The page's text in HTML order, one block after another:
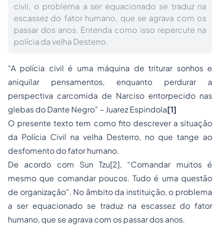
civil, o problema a ser equacionado se traduz na
escassez do fator humano, que se agrava com os
passar dos anos. Entenda como isso repercute na
polícia da velha Desterro.
“A polícia civil é uma máquina de triturar sonhos e
aniquilar pensamentos, enquanto perdurar a
perspectiva carcomida de Narciso entorpecido nas
glebas do Dante Negro” – Juarez Espindola[1]
O presente texto tem como fito descrever a situação
da Polícia Civil na velha Desterro, no que tange ao
desfomento do fator humano.
De acordo com Sun Tzu[2], “Comandar muitos é
mesmo que comandar poucos. Tudo é uma questão
de organização”. No âmbito da instituição, o problema
a ser equacionado se traduz na escassez do fator
humano, que se agrava com os passar dos anos.